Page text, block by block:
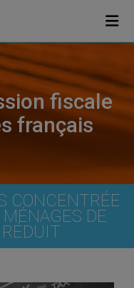
fiscale
français
CONCENTRÉE
DE